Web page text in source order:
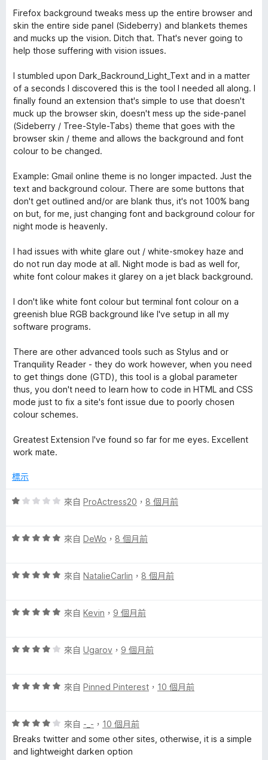
Firefox background tweaks mess up the entire browser and
skin the entire side panel (Sideberry) and blankets themes
and mucks up the vision. Ditch that. That's never going to
help those suffering with vision issues.
I stumbled upon Dark_Backround_Light_Text and in a matter
of a seconds I discovered this is the tool I needed all along. I
finally found an extension that's simple to use that doesn't
muck up the browser skin, doesn't mess up the side-panel
(Sideberry / Tree-Style-Tabs) theme that goes with the
browser skin / theme and allows the background and font
colour to be changed.
Example: Gmail online theme is no longer impacted. Just the
text and background colour. There are some buttons that
don't get outlined and/or are blank thus, it's not 100% bang
on but, for me, just changing font and background colour for
night mode is heavenly.
I had issues with white glare out / white-smokey haze and
do not run day mode at all. Night mode is bad as well for,
white font colour makes it glarey on a jet black background.
I don't like white font colour but terminal font colour on a
greenish blue RGB background like I've setup in all my
software programs.
There are other advanced tools such as Stylus and or
Tranquility Reader - they do work however, when you need
to get things done (GTD), this tool is a global parameter
thus, you don't need to learn how to code in HTML and CSS
mode just to fix a site's font issue due to poorly chosen
colour schemes.
Greatest Extension I've found so far for me eyes. Excellent
work mate.
標示
評
分
分
來自 ProActress20 ， 8 個月前
評
分
分
來自 DeWo ， 8 個月前
評
分
分
來自 NatalieCarlin ， 8 個月前
評
分
分
來自 Kevin ， 9 個月前
評
分
分
5
分
來自 Ugarov ， 9 個月前
評
分
，
滿
來自 Pinned Pinterest ， 10 個月前
評
價
4
來自 -_- ， 10 個月前
Breaks twitter and some other sites, otherwise, it is a simple
and lightweight darken option